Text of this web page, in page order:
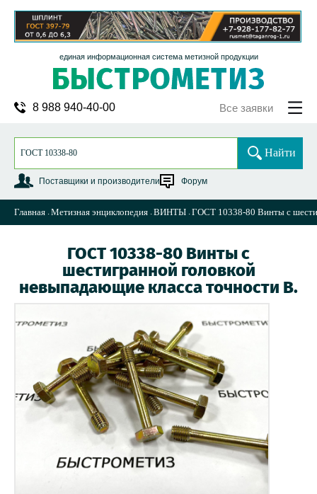
единая информационная система метизной продукции
8 988 940-40-00 Все заявки
Поставщики и производители Форум
Найти
Главная Метизная энциклопедия ВИНТЫ ГОСТ 10338-80 Винты с
ГОСТ 10338-80 Винты с
шестигранной головкой
невыпадающие класса точности В.